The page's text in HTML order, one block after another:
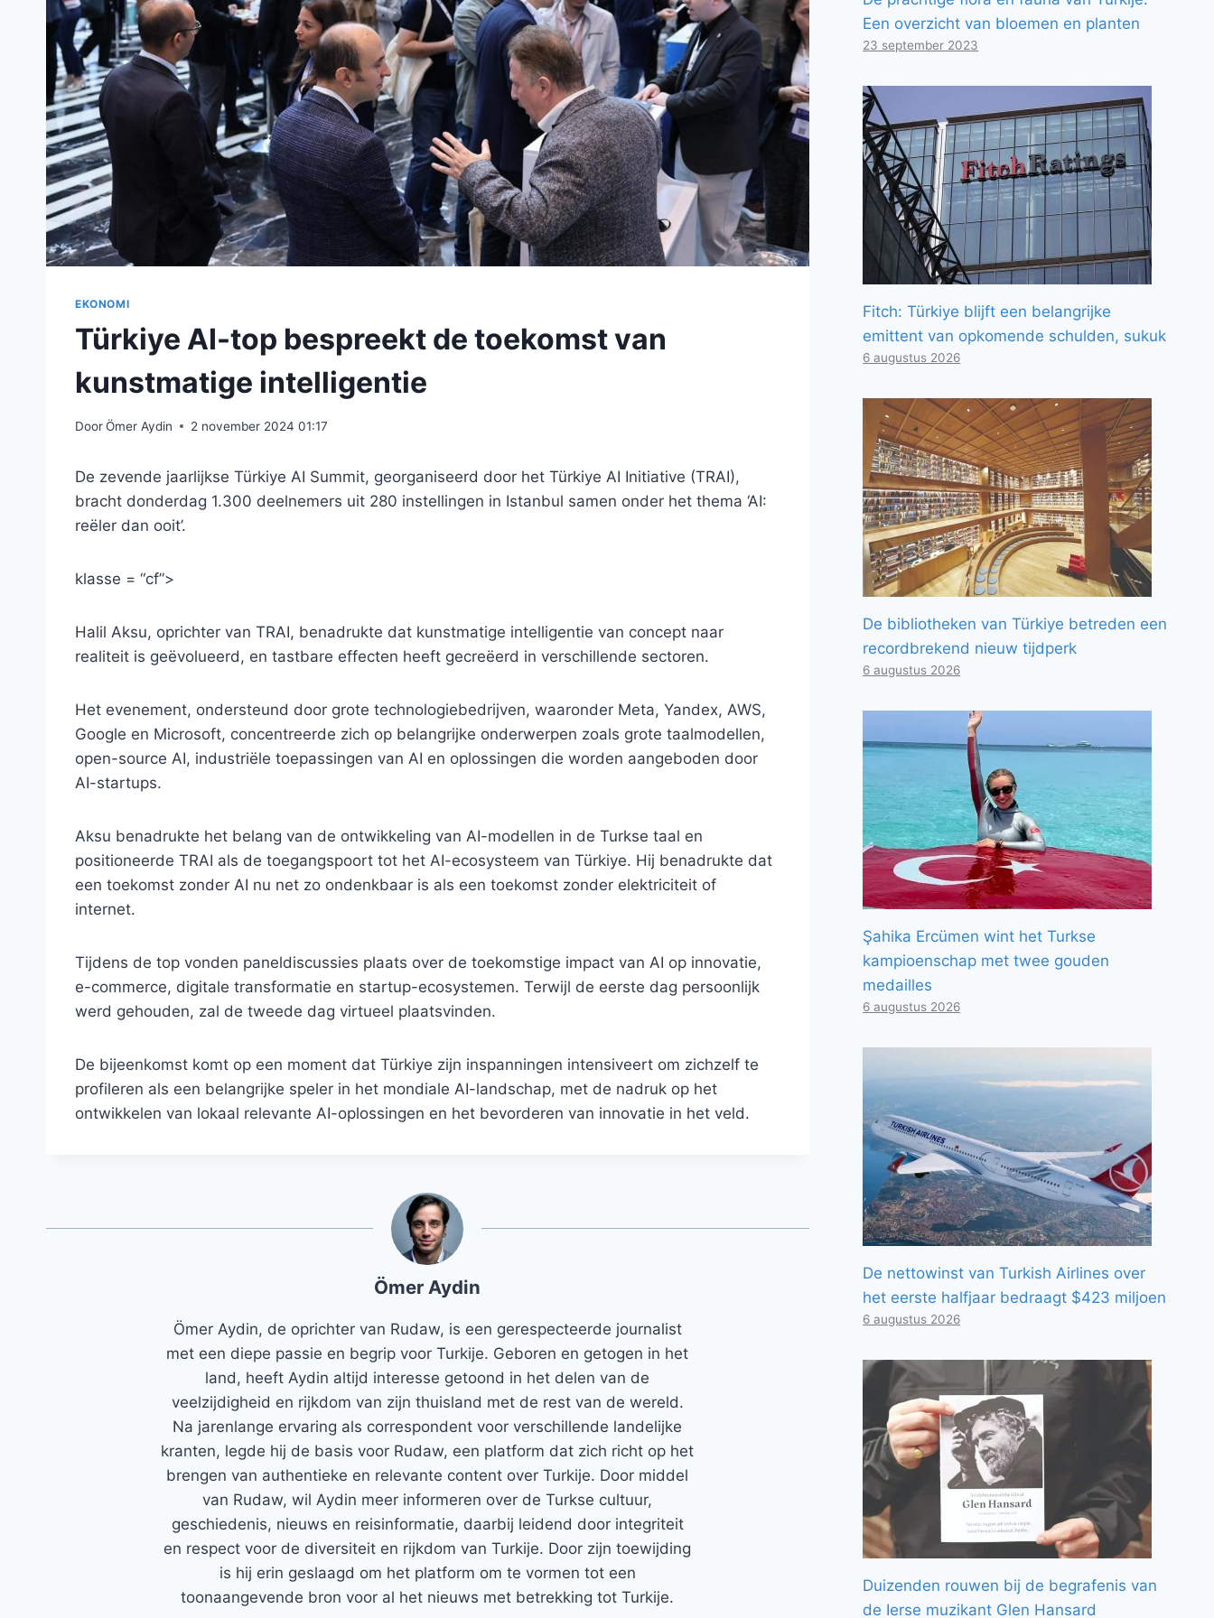
EKONOMI
Türkiye AI-top bespreekt de toekomst van
kunstmatige intelligentie
DoorÖmer Aydin 2 november 2024 01:17
De zevende jaarlijkse Türkiye AI Summit, georganiseerd door het Türkiye AI Initiative (TRAI),
bracht donderdag 1.300 deelnemers uit 280 instellingen in Istanbul samen onder het thema ‘AI:
reëler dan ooit’.
klasse = “cf”>
Halil Aksu, oprichter van TRAI, benadrukte dat kunstmatige intelligentie van concept naar
realiteit is geëvolueerd, en tastbare effecten heeft gecreëerd in verschillende sectoren.
Het evenement, ondersteund door grote technologiebedrijven, waaronder Meta, Yandex, AWS,
Google en Microsoft, concentreerde zich op belangrijke onderwerpen zoals grote taalmodellen,
open-source AI, industriële toepassingen van AI en oplossingen die worden aangeboden door
AI-startups.
Aksu benadrukte het belang van de ontwikkeling van AI-modellen in de Turkse taal en
positioneerde TRAI als de toegangspoort tot het AI-ecosysteem van Türkiye. Hij benadrukte dat
een toekomst zonder AI nu net zo ondenkbaar is als een toekomst zonder elektriciteit of
internet.
Tijdens de top vonden paneldiscussies plaats over de toekomstige impact van AI op innovatie,
e-commerce, digitale transformatie en startup-ecosystemen. Terwijl de eerste dag persoonlijk
werd gehouden, zal de tweede dag virtueel plaatsvinden.
De bijeenkomst komt op een moment dat Türkiye zijn inspanningen intensiveert om zichzelf te
profileren als een belangrijke speler in het mondiale AI-landschap, met de nadruk op het
ontwikkelen van lokaal relevante AI-oplossingen en het bevorderen van innovatie in het veld.
Ömer Aydin
Ömer Aydin, de oprichter van Rudaw, is een gerespecteerde journalist
met een diepe passie en begrip voor Turkije. Geboren en getogen in het
land, heeft Aydin altijd interesse getoond in het delen van de
veelzijdigheid en rijkdom van zijn thuisland met de rest van de wereld.
Na jarenlange ervaring als correspondent voor verschillende landelijke
kranten, legde hij de basis voor Rudaw, een platform dat zich richt op het
brengen van authentieke en relevante content over Turkije. Door middel
van Rudaw, wil Aydin meer informeren over de Turkse cultuur,
geschiedenis, nieuws en reisinformatie, daarbij leidend door integriteit
en respect voor de diversiteit en rijkdom van Turkije. Door zijn toewijding
is hij erin geslaagd om het platform om te vormen tot een
toonaangevende bron voor al het nieuws met betrekking tot Turkije.
Een overzicht van bloemen en planten
23 september 2023
Fitch: Türkiye blijft een belangrijke
emittent van opkomende schulden, sukuk
6 augustus 2026
De bibliotheken van Türkiye betreden een
recordbrekend nieuw tijdperk
6 augustus 2026
Şahika Ercümen wint het Turkse
kampioenschap met twee gouden
medailles
6 augustus 2026
De nettowinst van Turkish Airlines over
het eerste halfjaar bedraagt ​​$423 miljoen
6 augustus 2026
Duizenden rouwen bij de begrafenis van
de Ierse muzikant Glen Hansard